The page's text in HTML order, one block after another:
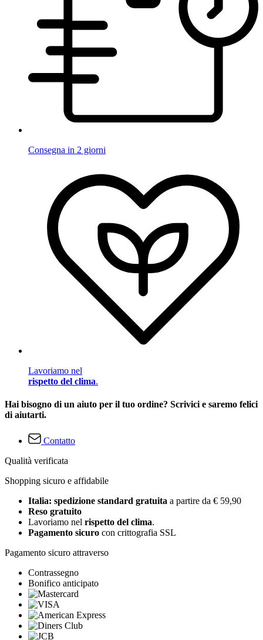
Consegna in 2 giorni
Lavoriamo nel
rispetto del clima.
Hai bisogno di un aiuto per il tuo ordine? Scrivici e saremo felici
di aiutarti.
Contatto
Qualità verificata
Shopping sicuro e affidabile
Italia: spedizione standard gratuita a partire da € 59,90
Reso gratuito
Lavoriamo nel rispetto del clima.
Pagamento sicuro con crittografia SSL
Pagamento sicuro attraverso
Contrassegno
Bonifico anticipato